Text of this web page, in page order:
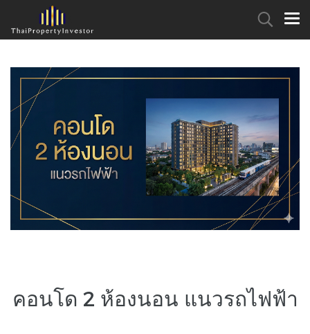
คอนโด 2 ห้องนอน แนวรถไฟฟ้า